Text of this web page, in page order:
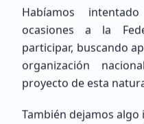
Sin
México,
Habíamos
ocasiones a la
participar, buscando
organización
proyecto de esta
También dejamos